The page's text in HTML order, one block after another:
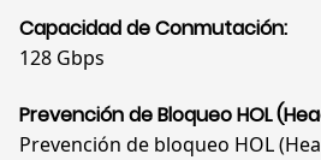
Capacidad de Conmutación:
128 Gbps
Prevención de Bloqueo HOL
Prevención de bloqueo HOL